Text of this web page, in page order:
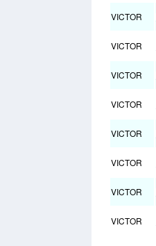
VICTOR
VICTOR
VICTOR
VICTOR
VICTOR
VICTOR
VICTOR
VICTOR